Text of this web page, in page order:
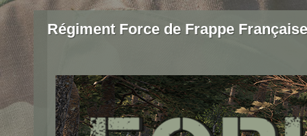
Régiment Force de Frappe Française